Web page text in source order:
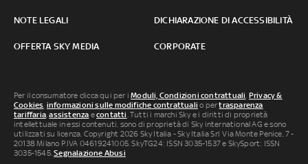
NOTE LEGALI DICHIARAZIONE DI ACCESSIBILITÀ
OFFERTA SKY MEDIA CORPORATE
Per il consumatore clicca qui per iModuli, Condizioni contrattuali, Privacy &
Cookies, informazioni sulle modifiche contrattuali o pertrasparenza
tariffaria,assistenza econtatti. Tutti i marchi Sky e i diritti di proprietà
intellettuale in essi contenuti, sono di proprietà di Sky international AG e sono
utilizzati su licenza. Copyright 2026 Sky Italia - Sky Italia Srl Via Monte Penice, 7 -
20138 Milano P.IVA 04619241005. SkyTG24: ISSN 3035-1537 e SkySport: ISSN
3035-1545.Segnalazione Abusi